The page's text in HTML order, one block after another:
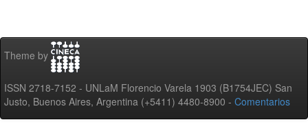
Theme by
ISSN 2718-7152 - UNLaM Florencio Varela 1903 (B1754JEC) San
Justo, Buenos Aires, Argentina (+5411) 4480-8900 - Comentarios